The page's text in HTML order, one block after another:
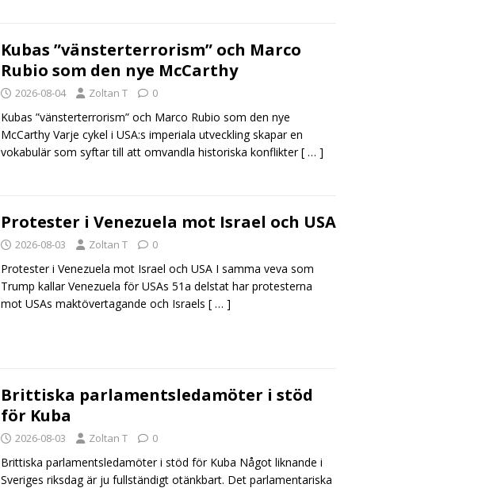
Kubas ”vänsterterrorism” och Marco
Rubio som den nye McCarthy
2026-08-04 Zoltan T 0
Kubas ”vänsterterrorism” och Marco Rubio som den nye
McCarthy Varje cykel i USA:s imperiala utveckling skapar en
vokabulär som syftar till att omvandla historiska konflikter[ … ]
Protester i Venezuela mot Israel och USA
2026-08-03 Zoltan T 0
Protester i Venezuela mot Israel och USA I samma veva som
Trump kallar Venezuela för USAs 51a delstat har protesterna
mot USAs maktövertagande och Israels [ … ]
Brittiska parlamentsledamöter i stöd
för Kuba
2026-08-03 Zoltan T 0
Brittiska parlamentsledamöter i stöd för Kuba Något liknande i
Sveriges riksdag är ju fullständigt otänkbart. Det parlamentariska